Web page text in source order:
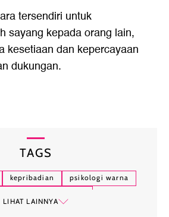
tersendiri untuk
sayang kepada orang lain,
kesetiaan dan kepercayaan
dukungan.
TAGS
kepribadian
psikologi warna
LIHAT LAINNYA